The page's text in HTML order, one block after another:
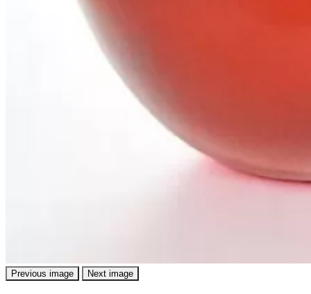
Previous image Next image